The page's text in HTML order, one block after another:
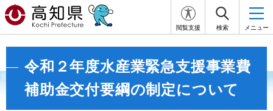
閲覧支援 検索 メニュー
令和２年度水産業緊急支援事業費
補助金交付要綱の制定について